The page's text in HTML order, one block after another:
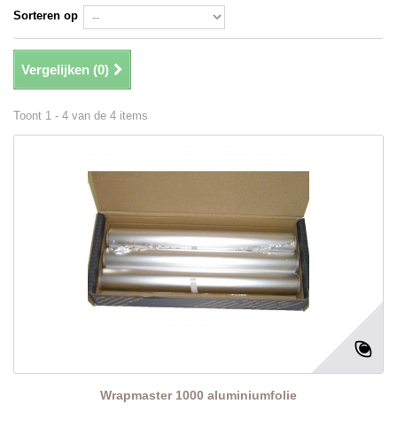
Sorteren op
Vergelijken (0)
Toont 1 - 4 van de 4 items
Wrapmaster 1000 aluminiumfolie